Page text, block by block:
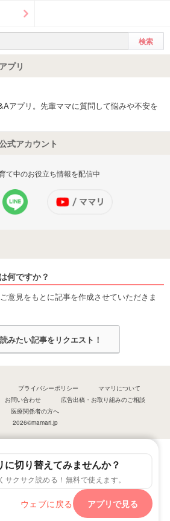
に切り替えてみませんか？
サクサク読める！無料で使えます。
ウェブに戻る アプリで見る
プリ
アプリ。先輩ママに質問して悩みや不安を
式アカウント
て中のお役立ち情報を配信中
何ですか？
意見をもとに記事を作成させていただきま
みたい記事をリクエスト！
プライバシーポリシー
ママリについて
お問い合わせ
広告出稿・お取り組みのご相談
医療関係者の方へ
2026©mamari.jp